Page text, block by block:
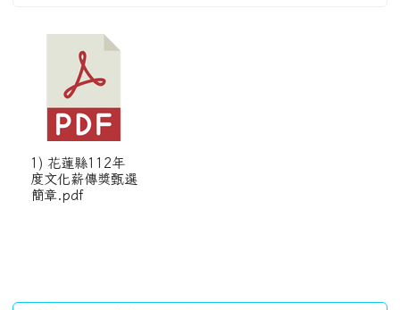
1) 花蓮縣112年
度文化薪傳獎甄選
簡章.pdf